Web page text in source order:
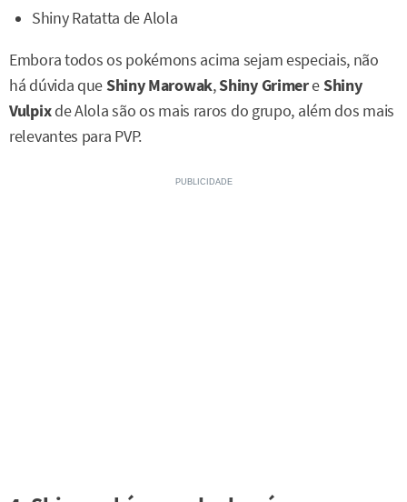
Shiny Ratatta de Alola
Embora todos os pokémons acima sejam especiais, não
há dúvida queShiny Marowak,Shiny GrimereShiny
Vulpixde Alola são os mais raros do grupo, além dos mais
relevantes para PVP.